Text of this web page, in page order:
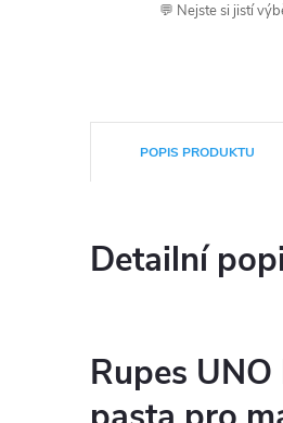
💬 Nejste si jistí
POPIS PRODUKTU
Detailní
Rupes